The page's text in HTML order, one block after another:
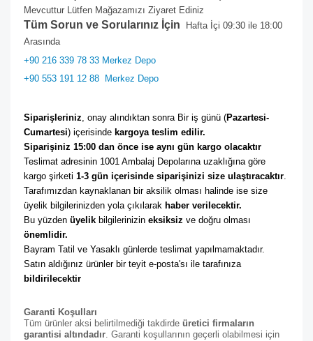
Mevcuttur Lütfen Mağazamızı Ziyaret Ediniz
Tüm Sorun ve Sorularınız İçin Hafta İçi 09:30 ile 18:00
Arasında
+90 216 339 78 33 Merkez Depo
+90 553 191 12 88 Merkez Depo
Siparişleriniz, onay alındıktan sonra Bir iş günü (Pazartesi-
Cumartesi) içerisinde kargoya teslim edilir.
Siparişiniz 15:00 dan önce ise aynı gün kargo olacaktır
Teslimat adresinin 1001 Ambalaj Depolarına uzaklığına göre
kargo şirketi 1-3 gün içerisinde siparişinizi size ulaştıracaktır.
Tarafımızdan kaynaklanan bir aksilik olması halinde ise size
üyelik bilgilerinizden yola çıkılarak haber verilecektir.
Bu yüzden üyelik bilgilerinizin eksiksiz
önemlidir.
Bayram Tatil ve Yasaklı günlerde teslimat yapılmamaktadır.
Satın aldığınız ürünler bir teyit e-posta'sı ile tarafınıza
bildirilecektir
Garanti Koşulları
Tüm ürünler aksi belirtilmediği takdirde üretici firmaların
garantisi altındadır. Garanti koşullarının geçerli olabilmesi için